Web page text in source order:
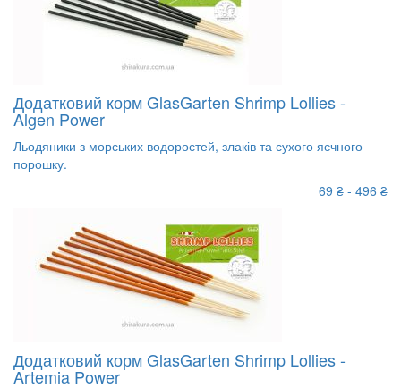
Додатковий корм GlasGarten Shrimp Lollies -
Algen Power
Льодяники з морських водоростей, злаків та сухого яєчного
порошку.
69 ₴ - 496 ₴
Додатковий корм GlasGarten Shrimp Lollies -
Artemia Power